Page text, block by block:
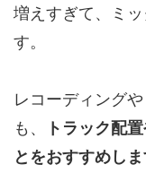
増えすぎて、ミ
す。
レコーディング
も、
トラック配
とをおすすめしま